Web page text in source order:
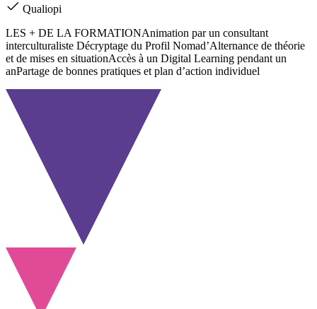
Qualiopi
LES + DE LA FORMATIONAnimation par un consultant
interculturaliste Décryptage du Profil Nomad’Alternance de théorie
et de mises en situationAccès à un Digital Learning pendant un
anPartage de bonnes pratiques et plan d’action individuel